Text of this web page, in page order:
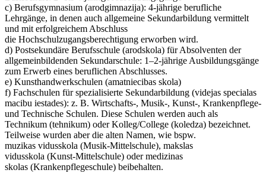
c) Berufsgymnasium (arodgimnazija): 4-jährige berufliche
Lehrgänge, in denen auch allgemeine Sekundarbildung vermittelt
und mit erfolgreichem Abschluss
die Hochschulzugangsberechtigung erworben wird.
d) Postsekundäre Berufsschule (arodskola) für Absolventen der
allgemeinbildenden Sekundarschule: 1–2-jährige Ausbildungsgänge
zum Erwerb eines beruflichen Abschlusses.
e) Kunsthandwerkschulen (amatniecibas skola)
f) Fachschulen für spezialisierte Sekundarbildung (videjas specialas
macibu iestades): z. B. Wirtschafts-, Musik-, Kunst-, Krankenpflege-
und Technische Schulen. Diese Schulen werden auch als
Technikum (tehnikum) oder Kolleg/College (koledza) bezeichnet.
Teilweise wurden aber die alten Namen, wie bspw.
muzikas vidusskola (Musik-Mittelschule), makslas
vidusskola (Kunst-Mittelschule) oder medizinas
skolas (Krankenpflegeschule) beibehalten.